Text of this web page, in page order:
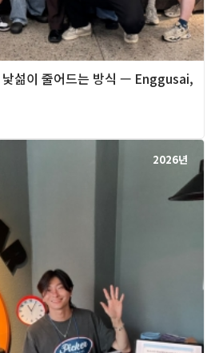
섦이 줄어드는 방식 — Enggusai,
2026년